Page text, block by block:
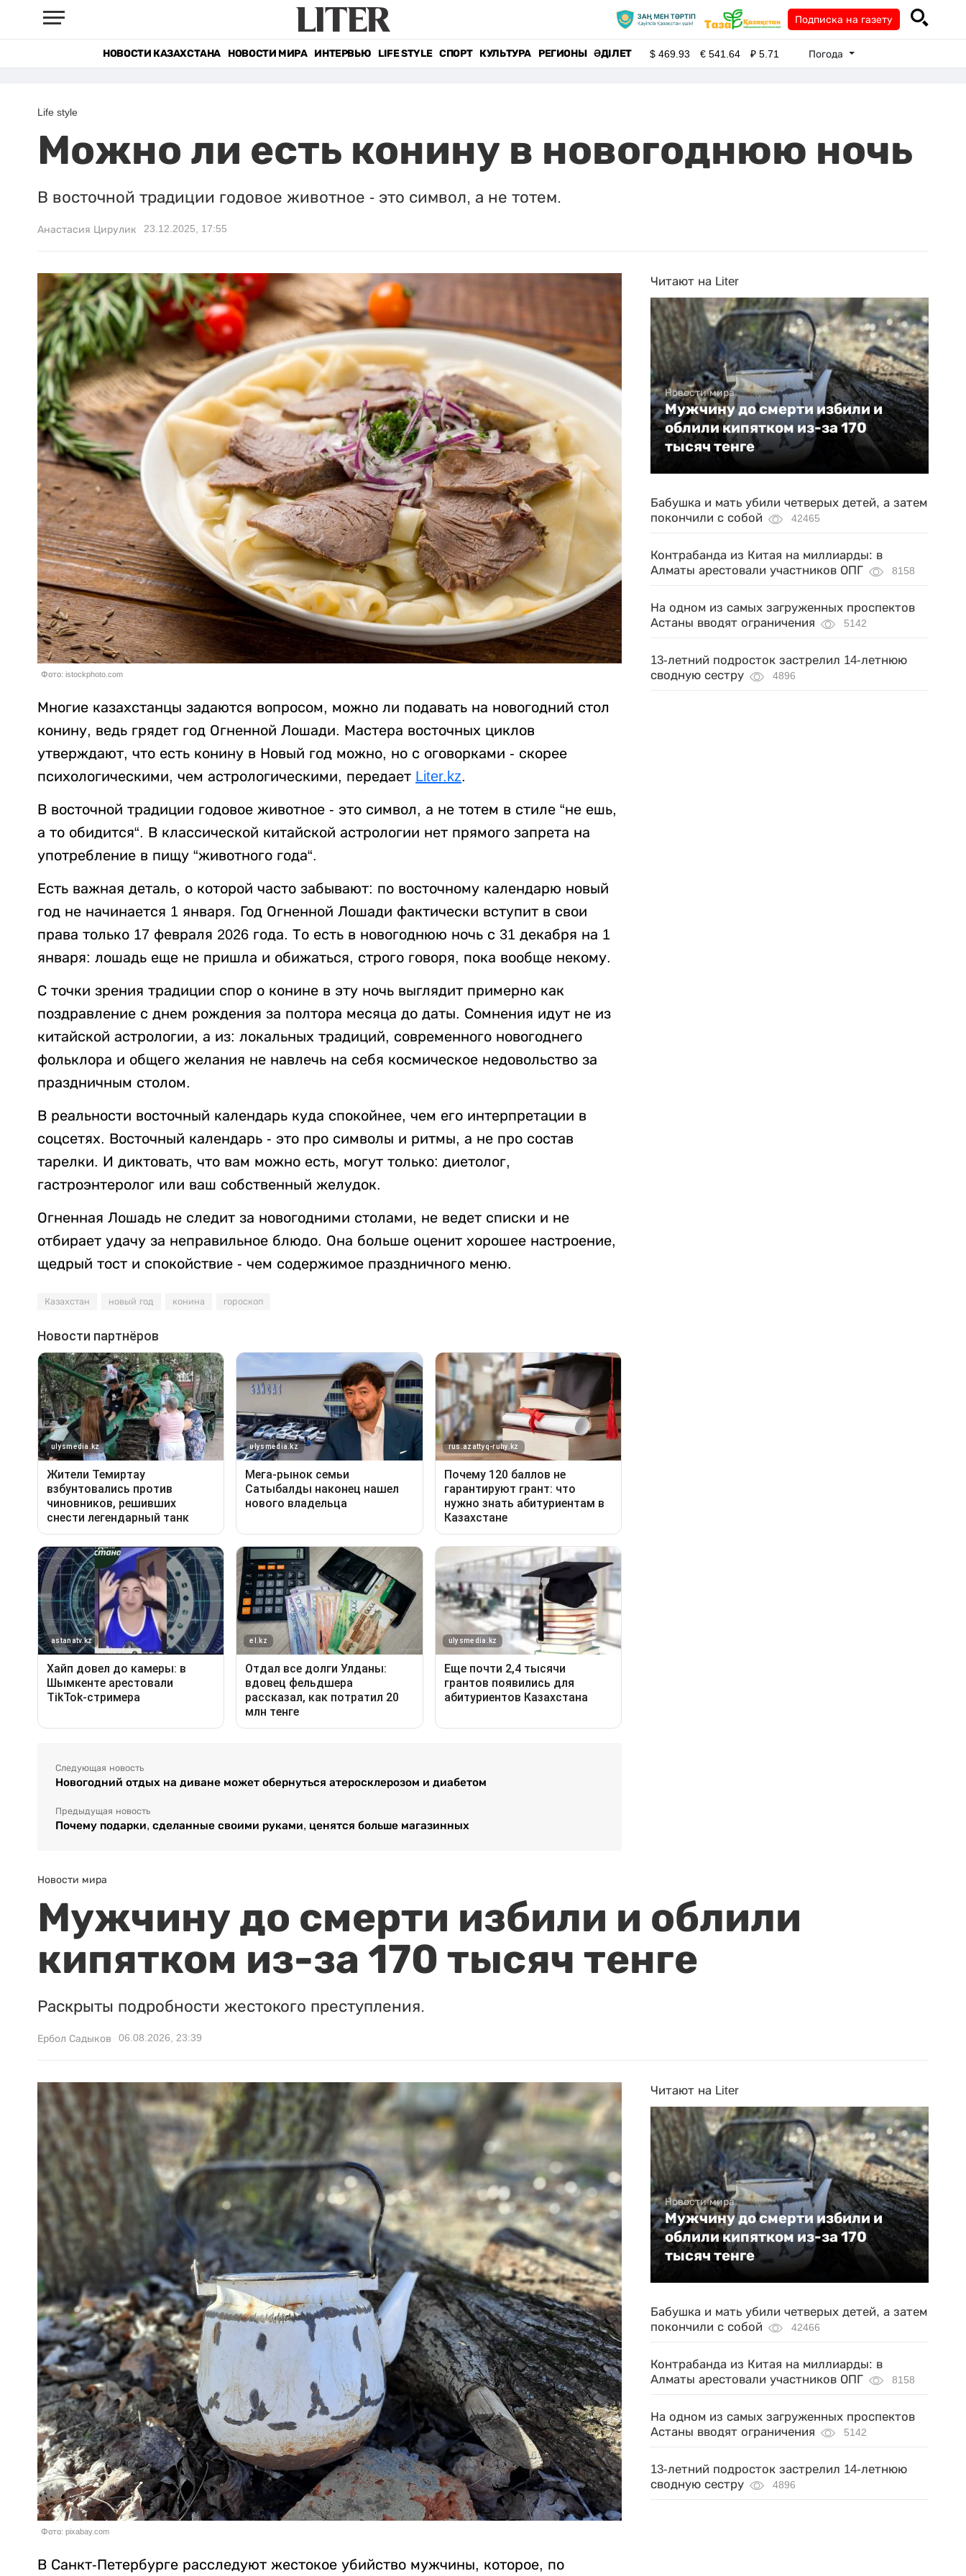
Подписка на газету
НОВОСТИ КАЗАХСТАНА НОВОСТИ МИРА ИНТЕРВЬЮ LIFE STYLE СПОРТ КУЛЬТУРА РЕГИОНЫ ӘДІЛЕТ $469.93 €541.64 ₽5.71 Погода
Life style
Можно ли есть конину в новогоднюю ночь
В восточной традиции годовое животное - это символ, а не тотем.
Анастасия Цирулик 23.12.2025, 17:55
Фото: istockphoto.com
Многие казахстанцы задаются вопросом, можно ли подавать на новогодний стол
конину, ведь грядет год Огненной Лошади. Мастера восточных циклов
утверждают, что есть конину в Новый год можно, но с оговорками - скорее
психологическими, чем астрологическими, передает Liter.kz.
В восточной традиции годовое животное - это символ, а не тотем в стиле “не ешь,
а то обидится“. В классической китайской астрологии нет прямого запрета на
употребление в пищу “животного года“.
Есть важная деталь, о которой часто забывают: по восточному календарю новый
год не начинается 1 января. Год Огненной Лошади фактически вступит в свои
права только 17 февраля 2026 года. То есть в новогоднюю ночь с 31 декабря на 1
января: лошадь еще не пришла и обижаться, строго говоря, пока вообще некому.
С точки зрения традиции спор о конине в эту ночь выглядит примерно как
поздравление с днем рождения за полтора месяца до даты. Сомнения идут не из
китайской астрологии, а из: локальных традиций, современного новогоднего
фольклора и общего желания не навлечь на себя космическое недовольство за
праздничным столом.
В реальности восточный календарь куда спокойнее, чем его интерпретации в
соцсетях. Восточный календарь - это про символы и ритмы, а не про состав
тарелки. И диктовать, что вам можно есть, могут только: диетолог,
гастроэнтеролог или ваш собственный желудок.
Огненная Лошадь не следит за новогодними столами, не ведет списки и не
отбирает удачу за неправильное блюдо. Она больше оценит хорошее настроение,
щедрый тост и спокойствие - чем содержимое праздничного меню.
Казахстан новый год конина гороскоп
Следующая новость
Новогодний отдых на диване может обернуться атеросклерозом и диабетом
Предыдущая новость
Почему подарки, сделанные своими руками, ценятся больше магазинных
Читают на Liter
Новости мира
Мужчину до смерти избили и
облили кипятком из-за 170
тысяч тенге
Бабушка и мать убили четверых детей, а затем
покончили с собой
42465
Контрабанда из Китая на миллиарды: в
Алматы арестовали участников ОПГ
8158
На одном из самых загруженных проспектов
Астаны вводят ограничения
5142
13-летний подросток застрелил 14-летнюю
сводную сестру
4896
Новости мира
Мужчину до смерти избили и облили
кипятком из-за 170 тысяч тенге
Раскрыты подробности жестокого преступления.
Ербол Садыков 06.08.2026, 23:39
Фото: pixabay.com
В Санкт-Петербурге расследуют жестокое убийство мужчины, которое, по
Читают на Liter
Новости мира
Мужчину до смерти избили и
облили кипятком из-за 170
тысяч тенге
Бабушка и мать убили четверых детей, а затем
покончили с собой
42466
Контрабанда из Китая на миллиарды: в
Алматы арестовали участников ОПГ
8158
На одном из самых загруженных проспектов
Астаны вводят ограничения
5142
13-летний подросток застрелил 14-летнюю
сводную сестру
4896